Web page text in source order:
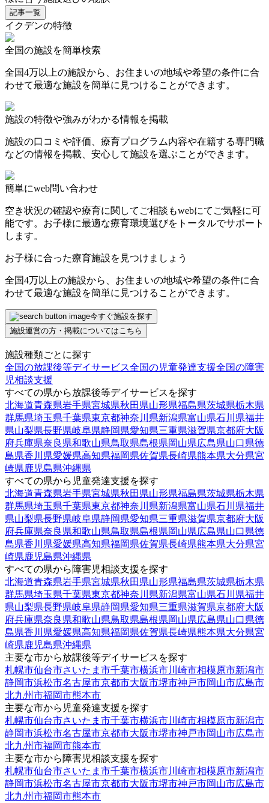
記事一覧
イクデンの特徴
全国の施設を簡単検索
全国4万以上の施設から、お住まいの地域や希望の条件に合
わせて最適な施設を簡単に見つけることができます。
施設の特徴や強みがわかる情報を掲載
施設の口コミや評価、療育プログラム内容や在籍する専門職
などの情報を掲載、安心して施設を選ぶことができます。
簡単にweb問い合わせ
空き状況の確認や療育に関してご相談もwebにてご気軽に可
能です。お子様に最適な療育環境選びをトータルでサポート
します。
お子様に合った療育施設を見つけましょう
全国4万以上の施設から、お住まいの地域や希望の条件に合
わせて最適な施設を簡単に見つけることができます。
今すぐ施設を探す
施設運営の方・掲載についてはこちら
施設種類ごとに探す
全国の放課後等デイサービス全国の児童発達支援全国の障害
児相談支援
すべての県から放課後等デイサービスを探す
北海道青森県岩手県宮城県秋田県山形県福島県茨城県栃木県
群馬県埼玉県千葉県東京都神奈川県新潟県富山県石川県福井
県山梨県長野県岐阜県静岡県愛知県三重県滋賀県京都府大阪
府兵庫県奈良県和歌山県鳥取県島根県岡山県広島県山口県徳
島県香川県愛媛県高知県福岡県佐賀県長崎県熊本県大分県宮
崎県鹿児島県沖縄県
すべての県から児童発達支援を探す
北海道青森県岩手県宮城県秋田県山形県福島県茨城県栃木県
群馬県埼玉県千葉県東京都神奈川県新潟県富山県石川県福井
県山梨県長野県岐阜県静岡県愛知県三重県滋賀県京都府大阪
府兵庫県奈良県和歌山県鳥取県島根県岡山県広島県山口県徳
島県香川県愛媛県高知県福岡県佐賀県長崎県熊本県大分県宮
崎県鹿児島県沖縄県
すべての県から障害児相談支援を探す
北海道青森県岩手県宮城県秋田県山形県福島県茨城県栃木県
群馬県埼玉県千葉県東京都神奈川県新潟県富山県石川県福井
県山梨県長野県岐阜県静岡県愛知県三重県滋賀県京都府大阪
府兵庫県奈良県和歌山県鳥取県島根県岡山県広島県山口県徳
島県香川県愛媛県高知県福岡県佐賀県長崎県熊本県大分県宮
崎県鹿児島県沖縄県
主要な市から放課後等デイサービスを探す
札幌市仙台市さいたま市千葉市横浜市川崎市相模原市新潟市
静岡市浜松市名古屋市京都市大阪市堺市神戸市岡山市広島市
北九州市福岡市熊本市
主要な市から児童発達支援を探す
札幌市仙台市さいたま市千葉市横浜市川崎市相模原市新潟市
静岡市浜松市名古屋市京都市大阪市堺市神戸市岡山市広島市
北九州市福岡市熊本市
主要な市から障害児相談支援を探す
札幌市仙台市さいたま市千葉市横浜市川崎市相模原市新潟市
静岡市浜松市名古屋市京都市大阪市堺市神戸市岡山市広島市
北九州市福岡市熊本市